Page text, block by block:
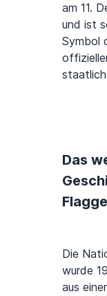
am 11.
und ist
Symbol
Das
Flagge
Die
wurde
aus